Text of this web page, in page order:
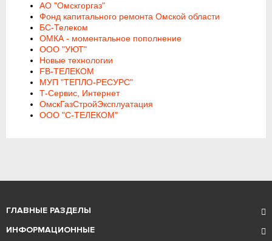
АО "Омскгоргаз"
Фонд капитального ремонта Омской области
БС-Телеком
ОМКА - моментальное пополнение
ООО "УЮТ"
Новые технологии
FB-ТЕЛЕКОМ
МУП "ТЕПЛО-РЕСУРС"
Т-Сервис, Интернет
ОмскГазСтройЭксплуатация
ООО "С-ТЕЛЕКОМ"
ГЛАВНЫЕ РАЗДЕЛЫ
ИНФОРМАЦИОННЫЕ